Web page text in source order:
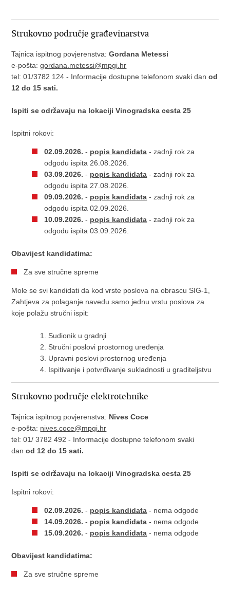
Strukovno područje građevinarstva
Tajnica ispitnog povjerenstva:Gordana Metessi
e-pošta:gordana.metessi@mpgi.hr
tel: 01/3782 124 - Informacije dostupne telefonom svaki danod
12 do 15 sati.
Ispiti se održavaju na lokaciji Vinogradska cesta 25
Ispitni rokovi:
02.09.2026. - popis kandidata - zadnji rok za
odgodu ispita 26.08.2026.
03.09.2026. - popis kandidata - zadnji rok za
odgodu ispita 27.08.2026.
09.09.2026. - popis kandidata - zadnji rok za
odgodu ispita 02.09.2026.
10.09.2026. - popis kandidata - zadnji rok za
odgodu ispita 03.09.2026.
Obavijest kandidatima:
Za sve stručne spreme
Mole se svi kandidati da kod vrste poslova na obrascu SIG-1,
Zahtjeva za polaganje navedu samo jednu vrstu poslova za
koje polažu stručni ispit:
Sudionik u gradnji
Stručni poslovi prostornog uređenja
Upravni poslovi prostornog uređenja
Ispitivanje i potvrđivanje sukladnosti u graditeljstvu
Strukovno područje elektrotehnike
Tajnica ispitnog povjerenstva: Nives Coce
e-pošta: nives.coce@mpgi.hr
tel: 01/ 3782 492 - Informacije dostupne telefonom svaki
danod 12 do 15 sati.
Ispiti se održavaju na lokaciji Vinogradska cesta 25
Ispitni rokovi:
02.09.2026. - popis kandidata - nema odgode
14.09.2026. - popis kandidata - nema odgode
15.09.2026. - popis kandidata - nema odgode
Obavijest kandidatima:
Za sve stručne spreme